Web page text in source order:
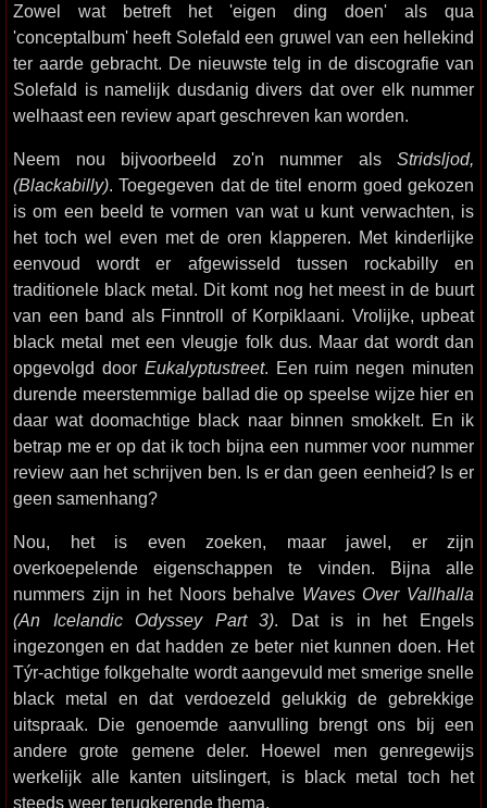
Zowel wat betreft het 'eigen ding doen' als qua
'conceptalbum' heeft Solefald een gruwel van een hellekind
ter aarde gebracht. De nieuwste telg in de discografie van
Solefald is namelijk dusdanig divers dat over elk nummer
welhaast een review apart geschreven kan worden.
Neem nou bijvoorbeeld zo'n nummer als Stridsljod,
(Blackabilly). Toegegeven dat de titel enorm goed gekozen
is om een beeld te vormen van wat u kunt verwachten, is
het toch wel even met de oren klapperen. Met kinderlijke
eenvoud wordt er afgewisseld tussen rockabilly en
traditionele black metal. Dit komt nog het meest in de buurt
van een band als Finntroll of Korpiklaani. Vrolijke, upbeat
black metal met een vleugje folk dus. Maar dat wordt dan
opgevolgd door Eukalyptustreet. Een ruim negen minuten
durende meerstemmige ballad die op speelse wijze hier en
daar wat doomachtige black naar binnen smokkelt. En ik
betrap me er op dat ik toch bijna een nummer voor nummer
review aan het schrijven ben. Is er dan geen eenheid? Is er
geen samenhang?
Nou, het is even zoeken, maar jawel, er zijn
overkoepelende eigenschappen te vinden. Bijna alle
nummers zijn in het Noors behalve Waves Over Vallhalla
(An Icelandic Odyssey Part 3). Dat is in het Engels
ingezongen en dat hadden ze beter niet kunnen doen. Het
Týr-achtige folkgehalte wordt aangevuld met smerige snelle
black metal en dat verdoezeld gelukkig de gebrekkige
uitspraak. Die genoemde aanvulling brengt ons bij een
andere grote gemene deler. Hoewel men genregewijs
werkelijk alle kanten uitslingert, is black metal toch het
steeds weer terugkerende thema.